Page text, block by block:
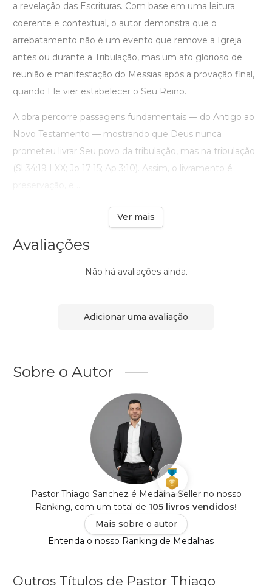
a revelação das Escrituras. Com base em uma leitura
coerente e contextual, o autor demonstra que o
arrebatamento não é um evento que remove a Igreja
antes ou durante a Tribulação, mas um ato glorioso de
reunião e manifestação do Messias após a provação final,
quando Ele vier estabelecer o Seu Reino.
A obra percorre passagens fundamentais — do Antigo ao
Novo Testamento — mostrando que Deus nunca
prometeu livrar Seu povo da tribulação, mas na tribulação
(Sl 34:19 LXX; Jo 17:15; Ap 3:10). Assim, o livramento é
Ver mais
Avaliações
Não há avaliações ainda.
Adicionar uma avaliação
Sobre o Autor
Pastor Thiago Sanchez é Medalha Seller no nosso
Ranking, com um total de 105 livros vendidos!
Mais sobre o autor
Entenda o nosso Ranking de Medalhas
Outros Títulos de Pastor Thiago